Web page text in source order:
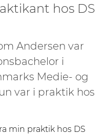
hos DS
Andersen var
i
Medie- og
var i praktik hos
min praktik hos DS